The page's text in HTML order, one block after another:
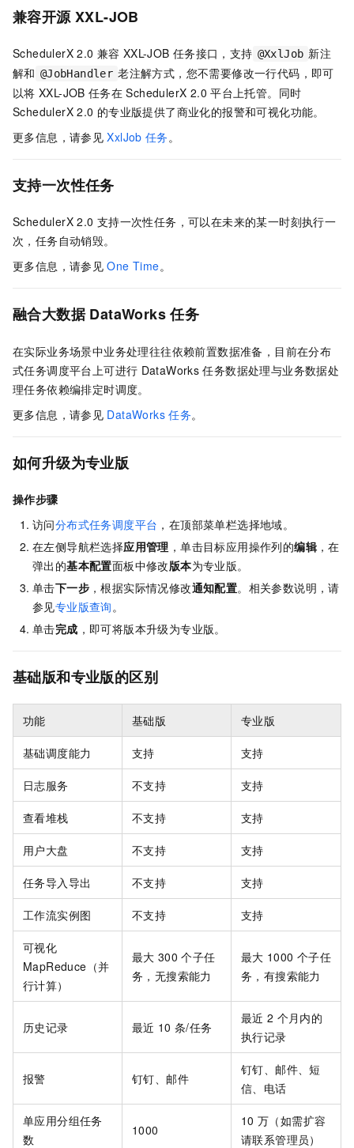
兼容开源 XXL-JOB
SchedulerX 2.0 兼容 XXL-JOB 任务接口，支持 @XxlJob 新注
解和 @JobHandler 老注解方式，您不需要修改一行代码，即可
以将 XXL-JOB 任务在 SchedulerX 2.0 平台上托管。同时
SchedulerX 2.0 的专业版提供了商业化的报警和可视化功能。
​更多信息，请参见 XxlJob 任务。
支持一次性任务
SchedulerX 2.0 支持一次性任务，可以在未来的某一时刻执行一
次，任务自动销毁。
​更多信息，请参见 One Time。
融合大数据 DataWorks 任务
在实际业务场景中业务处理往往依赖前置数据准备，目前在分布
式任务调度平台上可进行 DataWorks 任务数据处理与业务数据处
理任务依赖编排定时调度。
​更多信息，请参见 DataWorks 任务。
如何升级为专业版
操作步骤
访问分布式任务调度平台 ，在顶部菜单栏选择地域。
在左侧导航栏选择应用管理 ，单击目标应用操作列的编辑 ，在
弹出的基本配置面板中修改版本为专业版。
单击下一步 ，根据实际情况修改通知配置。相关参数说明，请
参见专业版查询 。
单击完成 ，即可将版本升级为专业版。
基础版和专业版的区别
功能 基础版 专业版
基础调度能力 支持 支持
日志服务 不支持 支持
查看堆栈 不支持 支持
用户大盘 不支持 支持
任务导入导出 不支持 支持
工作流实例图 不支持 支持
可视化
MapReduce（并
行计算）
最大 300 个子任
务，无搜索能力
最大 1000 个子任
务，有搜索能力
历史记录 最近 10 条/任务
最近 2 个月内的
执行记录
报警 钉钉、邮件
钉钉、邮件、短
信、电话
单应用分组任务
数
1000
10 万（如需扩容
请联系管理员）